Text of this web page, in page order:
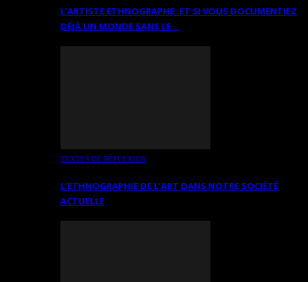
L’ARTISTE ETHNOGRAPHE: ET SI VOUS DOCUMENTIEZ
DÉJÀ UN MONDE SANS LE…
TEXTES DE RÉFLEXION
L’ETHNOGRAPHIE DE L’ART DANS NOTRE SOCIÉTÉ
ACTUELLE